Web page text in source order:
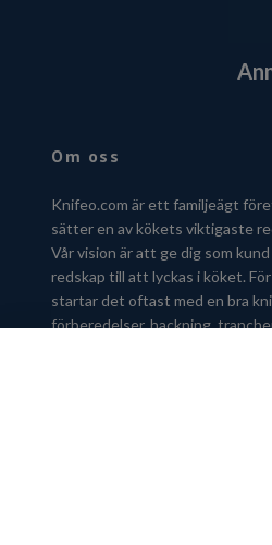
Om oss
Knifeo.com är ett familjeägt
sätter en av kökets viktigaste
Vår vision är att ge dig som
redskap till att lyckas i köket.
startar det oftast med en bra
förberedelser, hackning,